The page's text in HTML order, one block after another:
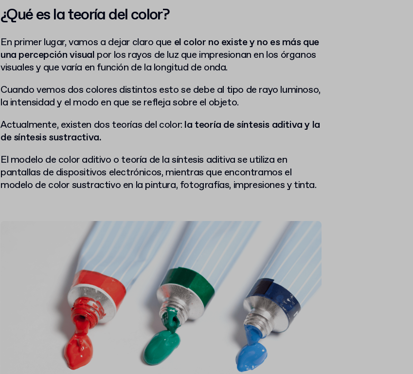
¿Qué es la teoría del color?
En primer lugar, vamos a dejar claro que el color no existe y no es más que
una percepción visual por los rayos de luz que impresionan en los órganos
visuales y que varía en función de la longitud de onda.
Cuando vemos dos colores distintos esto se debe al tipo de rayo luminoso,
la intensidad y el modo en que se refleja sobre el objeto.
Actualmente, existen dos teorías del color: la teoría de síntesis aditiva y la
de síntesis sustractiva.
El modelo de color aditivo o teoría de la síntesis aditiva se utiliza en
pantallas de dispositivos electrónicos, mientras que encontramos el
modelo de color sustractivo en la pintura, fotografías, impresiones y tinta.